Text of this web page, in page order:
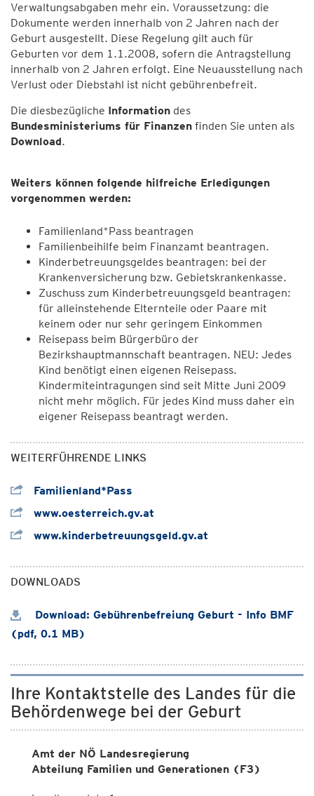
Verwaltungsabgaben mehr ein. Voraussetzung: die
Dokumente werden innerhalb von 2 Jahren nach der
Geburt ausgestellt. Diese Regelung gilt auch für
Geburten vor dem 1.1.2008, sofern die Antragstellung
innerhalb von 2 Jahren erfolgt. Eine Neuausstellung nach
Verlust oder Diebstahl ist nicht gebührenbefreit.
Die diesbezügliche Information des
Bundesministeriums für Finanzen finden Sie unten als
Download.
Weiters können folgende hilfreiche Erledigungen
vorgenommen werden:
Familienland*Pass beantragen
Familienbeihilfe beim Finanzamt beantragen.
Kinderbetreuungsgeldes beantragen: bei der
Krankenversicherung bzw. Gebietskrankenkasse.
Zuschuss zum Kinderbetreuungsgeld beantragen:
für alleinstehende Elternteile oder Paare mit
keinem oder nur sehr geringem Einkommen
Reisepass beim Bürgerbüro der
Bezirkshauptmannschaft beantragen. NEU: Jedes
Kind benötigt einen eigenen Reisepass.
Kindermiteintragungen sind seit Mitte Juni 2009
nicht mehr möglich. Für jedes Kind muss daher ein
eigener Reisepass beantragt werden.
WEITERFÜHRENDE LINKS
Familienland*Pass
www.oesterreich.gv.at
www.kinderbetreuungsgeld.gv.at
DOWNLOADS
Download: Gebührenbefreiung Geburt - Info BMF
(pdf, 0.1 MB)
Ihre Kontaktstelle des Landes für die
Behördenwege bei der Geburt
Amt der NÖ Landesregierung
Abteilung Familien und Generationen (F3)